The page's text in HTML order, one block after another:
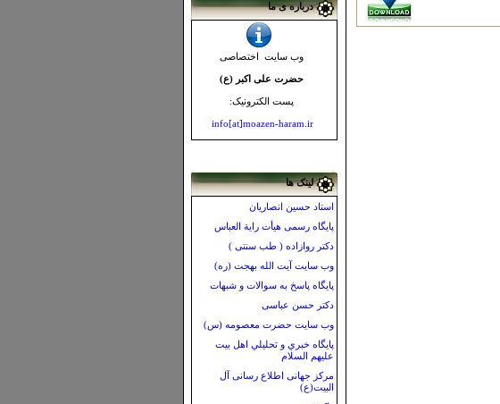
درباره ی ما
وب سایت اختصاصی
حضرت علی اکبر (ع)
پست الکترونیک:
info[at]moazen-haram.ir
لینک ها
استاد حسین انصاریان
پايگاه رسمی هیأت رایة العباس
دکتر روازاده ( طب سنتی )
وب سایت آیت الله بهجت (ره)
پايگاه پاسخ به سوالات و شبهات
دکتر حسن عباسی
وب سایت حضرت معصومه (س)
پايگاه خبري و تحليلي اهل بيت
عليهم السلام
مرکز جهانی اطلاع رسانی آل
البیت(ع)